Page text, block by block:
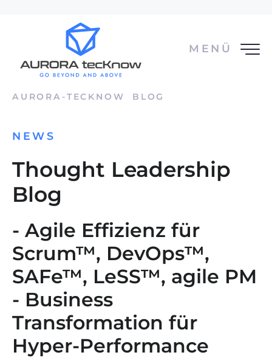
MENÜ
AURORA-TECKNOW BLOG
NEWS
Thought Leadership
Blog
- Agile Effizienz für
Scrum™, DevOps™,
SAFe™, LeSS™, agile PM
- Business
Transformation für
Hyper-Performance